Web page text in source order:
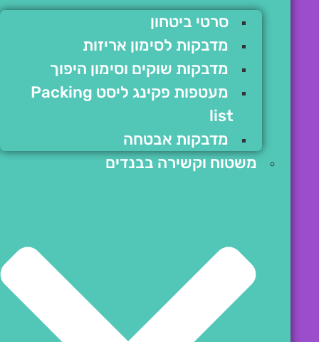
סרטי ביטחון
מדבקות לסימון אריזות
מדבקות שוקים וסימון היפוך
מעטפות פקינג ליסט Packing
list
מדבקות אבטחה
משטוח וקשירה בבנדים